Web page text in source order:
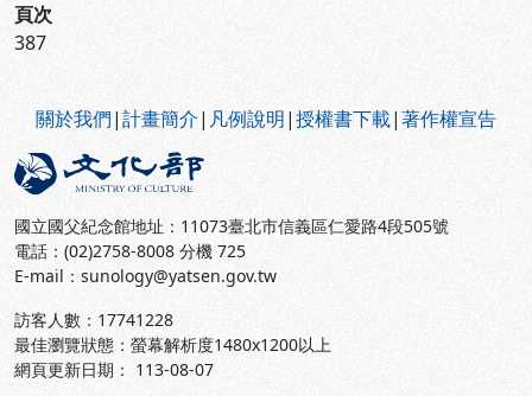
頁次
387
關於我們|計畫簡介| 凡例說明|授權書下載|著作權宣告
國立國父紀念館地址：11073臺北市信義區仁愛路4段505號
電話：(02)2758-8008 分機 725
E-mail：sunology@yatsen.gov.tw
訪客人數： 17741228
最佳瀏覽狀態：螢幕解析度1480x1200以上
網頁更新日期： 113-08-07